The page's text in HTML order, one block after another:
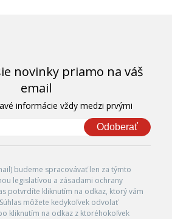
novinky priamo na váš
email
informácie vždy medzi prvými
Odoberať
budeme spracovávať len za týmto
legislatívou a zásadami ochrany
potvrdíte kliknutím na odkaz, ktorý vám
môžete kedykoľvek odvolať
kliknutím na odkaz z ktoréhokoľvek